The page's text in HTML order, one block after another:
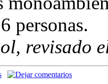
personas.
revisado